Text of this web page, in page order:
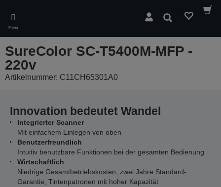
main
content
Menü
Suchen
SureColor SC-T5400M-MFP -
220v
Artikelnummer: C11CH65301A0
Innovation bedeutet Wandel
Integrierter Scanner
Mit einfachem Einlegen von oben
Benutzerfreundlich
Intuitiv benutzbare Funktionen bei der gesamten Bedienung
Wirtschaftlich
Niedrige Gesamtbetriebskosten, zwei Jahre Standard-
Garantie, Tintenpatronen mit hoher Kapazität